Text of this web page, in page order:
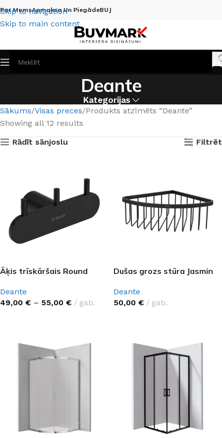
Skip to navigation
Skip to main content
Par MumsApmaksa Un PiegādeBUJ
Deante
Kategorijas
Sākums Visas preces Produkts atzīmēts “Deante”
Showing all 12 results
Rādīt sānjoslu
Filtrēt
Āķis trīskāršais Round
Deante
49,00 € – 55,00 € gab.
Dušas grozs stūra Jasmin
Deante
50,00 € gab.